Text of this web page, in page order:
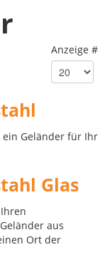
Anzeige #
ein Geländer für Ihr
Glas
aus
Ort der